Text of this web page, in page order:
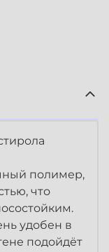
полимер,
что
удобен в
подойдёт